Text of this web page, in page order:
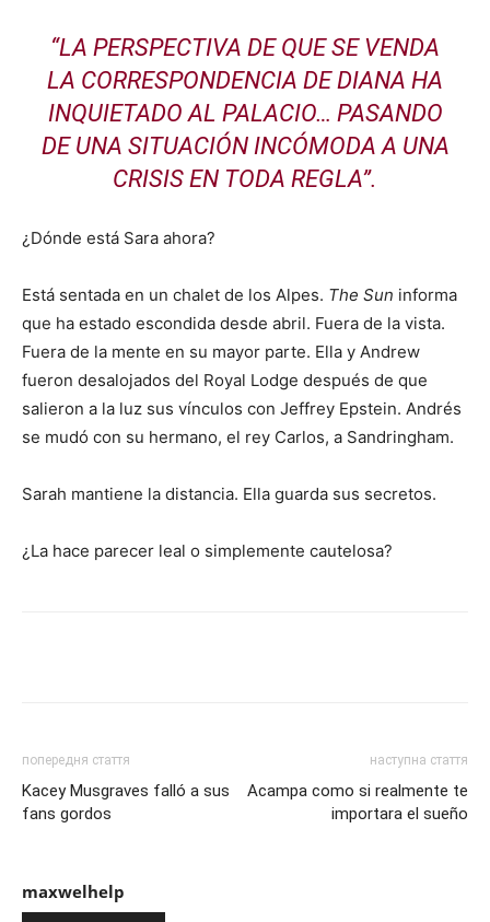
“LA PERSPECTIVA DE QUE SE VENDA
LA CORRESPONDENCIA DE DIANA HA
INQUIETADO AL PALACIO… PASANDO
DE UNA SITUACIÓN INCÓMODA A UNA
CRISIS EN TODA REGLA”.
¿Dónde está Sara ahora?
Está sentada en un chalet de los Alpes. The Sun informa
que ha estado escondida desde abril. Fuera de la vista.
Fuera de la mente en su mayor parte. Ella y Andrew
fueron desalojados del Royal Lodge después de que
salieron a la luz sus vínculos con Jeffrey Epstein. Andrés
se mudó con su hermano, el rey Carlos, a Sandringham.
Sarah mantiene la distancia. Ella guarda sus secretos.
¿La hace parecer leal o simplemente cautelosa?
попередня стаття
Kacey Musgraves falló a sus
fans gordos
наступна стаття
Acampa como si realmente te
importara el sueño
maxwelhelp